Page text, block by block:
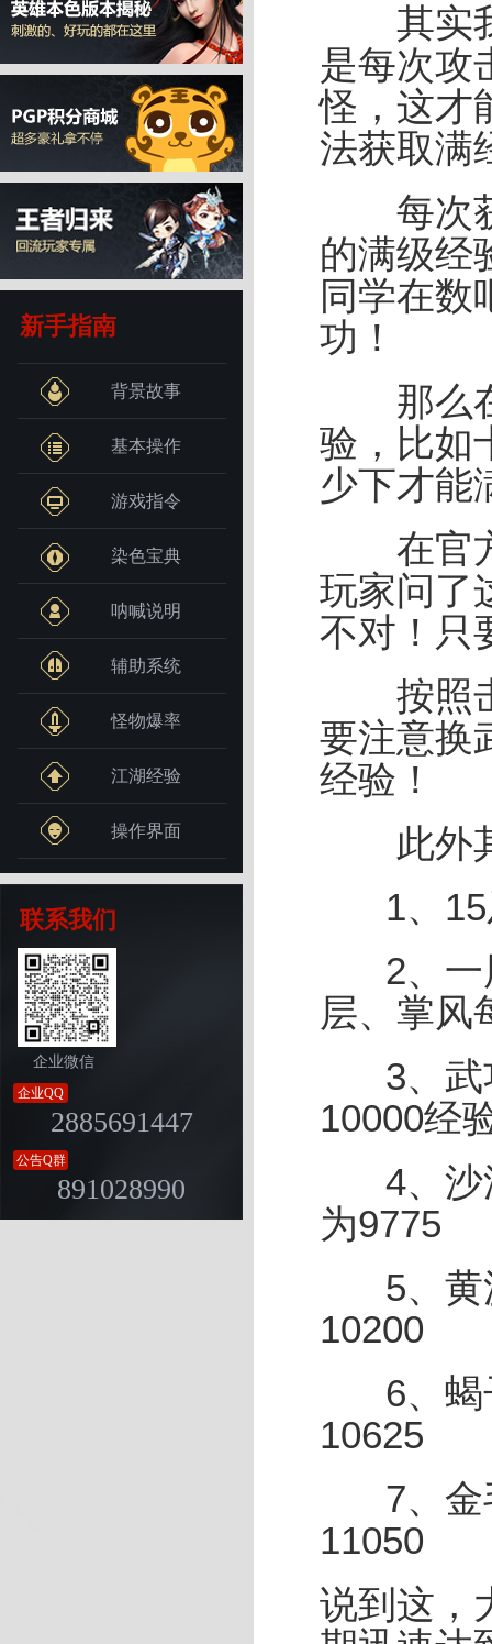
新手指南
背景故事
基本操作
游戏指令
染色宝典
呐喊说明
辅助系统
怪物爆率
江湖经验
操作界面
联系我们
企业微信
企业QQ
2885691447
公告Q群
891028990
其实我
是每次攻
怪，这才
法获取满
每次获
的满级经
同学在数
功！
那么在
验，比如
少下才能
在官方
玩家问了
不对！只
按照击
要注意换
经验！
此外其
1、15
2、一
层、掌风
3、武
10000经
4、沙
为9775
5、黄
10200
6、蝎
10625
7、 金
11050
说到这，